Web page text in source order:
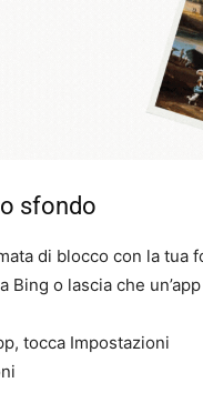
sfondo
di blocco con la
Bing o lascia che
tocca Impostazioni